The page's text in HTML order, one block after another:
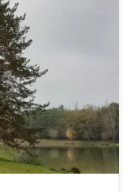
parmi celles